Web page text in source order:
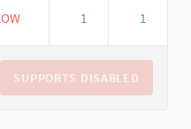
1 1
SUPPORTS DISABLED